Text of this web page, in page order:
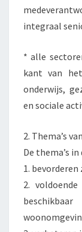
integraal
* alle
kant van
onderwijs,
en sociale
2. Thema’s
De thema’s
1.
2.